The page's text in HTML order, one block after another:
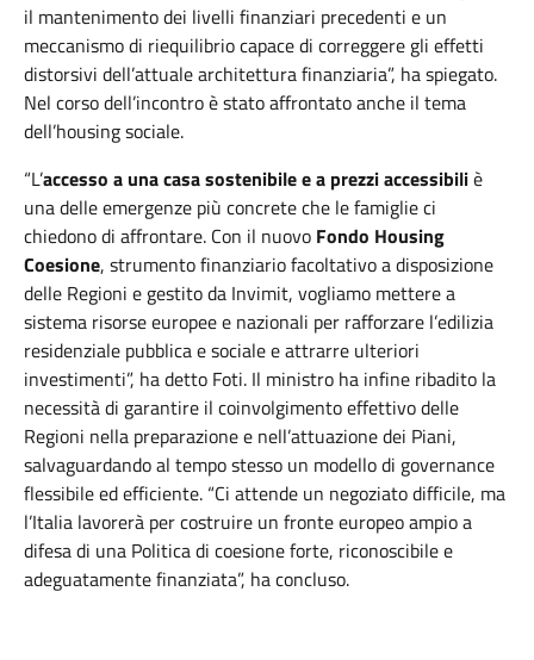
il mantenimento dei livelli finanziari precedenti e un
meccanismo di riequilibrio capace di correggere gli effetti
distorsivi dell’attuale architettura finanziaria”, ha spiegato.
Nel corso dell’incontro è stato affrontato anche il tema
dell’housing sociale.
“L’accesso a una casa sostenibile e a prezzi accessibiliè
una delle emergenze più concrete che le famiglie ci
chiedono di affrontare. Con il nuovo Fondo Housing
Coesione, strumento finanziario facoltativo a disposizione
delle Regioni e gestito da Invimit, vogliamo mettere a
sistema risorse europee e nazionali per rafforzare l’edilizia
residenziale pubblica e sociale e attrarre ulteriori
investimenti”, ha detto Foti. Il ministro ha infine ribadito la
necessità di garantire il coinvolgimento effettivo delle
Regioni nella preparazione e nell’attuazione dei Piani,
salvaguardando al tempo stesso un modello di governance
flessibile ed efficiente. “Ci attende un negoziato difficile, ma
l’Italia lavorerà per costruire un fronte europeo ampio a
difesa di una Politica di coesione forte, riconoscibile e
adeguatamente finanziata”, ha concluso.